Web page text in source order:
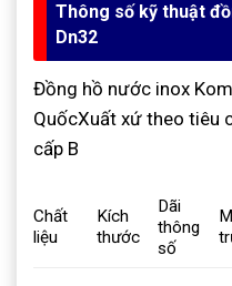
Thông số kỹ thuật
Dn32
Đồng hồ nước inox
QuốcXuất xứ theo tiêu
cấp B
Chất
liệu
Kích
thước
Dãi
thông
số